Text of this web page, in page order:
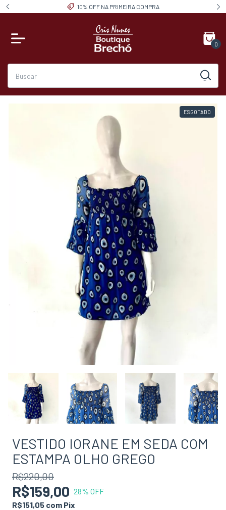
10% OFF NA PRIMEIRA COMPRA
0
ESGOTADO
VESTIDO IORANE EM SEDA COM
ESTAMPA OLHO GREGO
R$220,00
R$159,00 28% OFF
R$151,05 com Pix